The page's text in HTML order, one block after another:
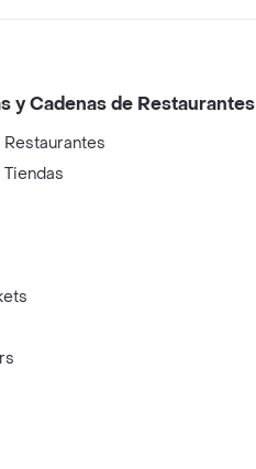
y Cadenas de Restaurantes